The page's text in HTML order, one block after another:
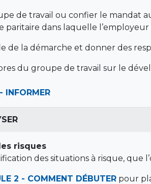
de travail ou confier le mandat
paritaire dans laquelle
de la démarche et donner des
du groupe de travail sur le
INFORMER
risques
des situations à risque, que
2 - COMMENT DÉBUTERpour